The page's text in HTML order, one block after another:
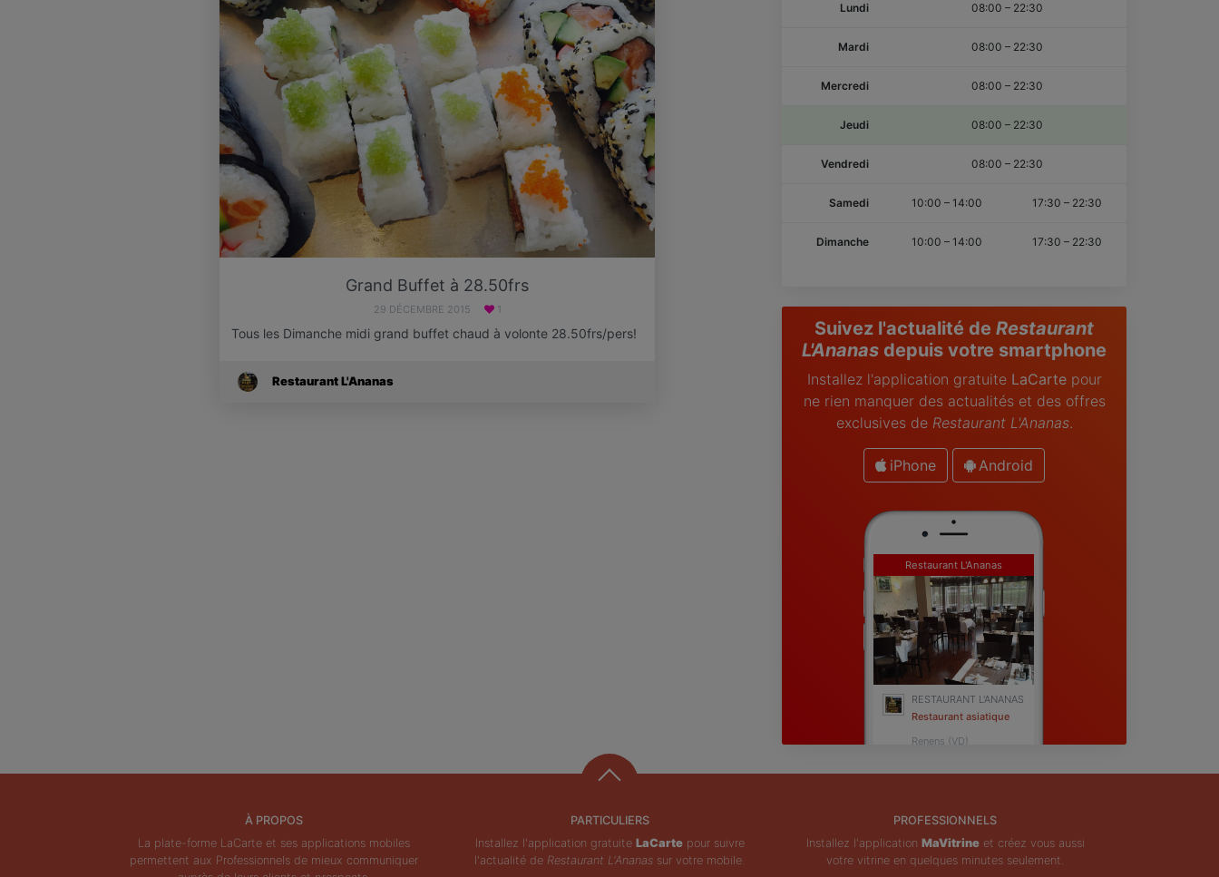
Grand Buffet à 28.50frs
29 DÉCEMBRE 2015 1
Tous les Dimanche midi grand buffet chaud à volonte 28.50frs/pers!
Restaurant L'Ananas
Lundi 08:00 – 22:30
Mardi 08:00 – 22:30
Mercredi 08:00 – 22:30
Jeudi 08:00 – 22:30
Vendredi 08:00 – 22:30
Samedi 10:00 – 14:00 17:30 – 22:30
Dimanche 10:00 – 14:00 17:30 – 22:30
Suivez l'actualité de Restaurant
L'Ananas depuis votre smartphone
Installez l'application gratuite LaCartepour
ne rien manquer des actualités et des offres
exclusives de Restaurant L'Ananas.
iPhone Android
Restaurant L'Ananas
RESTAURANT L'ANANAS
Restaurant asiatique
Renens (VD)
À PROPOS
La plate-forme LaCarte et ses applications mobiles
permettent aux Professionnels de mieux communiquer
PARTICULIERS
Installez l'application gratuite LaCartepour suivre
l'actualité de Restaurant L'Ananas sur votre mobile.
PROFESSIONNELS
Installez l'application MaVitrineet créez vous aussi
votre vitrine en quelques minutes seulement.